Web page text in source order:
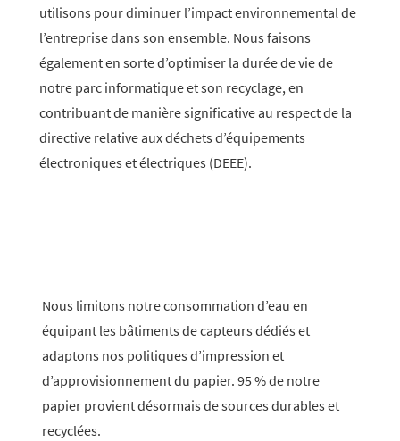
utilisons pour diminuer l’impact environnemental de
l’entreprise dans son ensemble. Nous faisons
également en sorte d’optimiser la durée de vie de
notre parc informatique et son recyclage, en
contribuant de manière significative au respect de la
directive relative aux déchets d’équipements
électroniques et électriques (DEEE).
Nous limitons notre consommation d’eau en
équipant les bâtiments de capteurs dédiés et
adaptons nos politiques d’impression et
d’approvisionnement du papier. 95 % de notre
papier provient désormais de sources durables et
recyclées.